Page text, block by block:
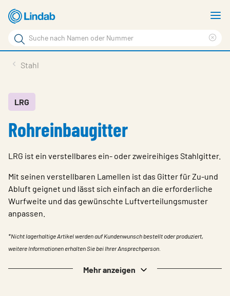
Zum
Hauptinhalt
Suchbegriff
Seite
durchsuchen
Im Fokus
Über Lindab
Einloggen
Sprache wählen
Switzerland - German
Stahl
LRG
Rohreinbaugitter
LRG ist ein verstellbares ein- oder zweireihiges Stahlgitter.
Mit seinen verstellbaren Lamellen ist das Gitter für Zu-und
Abluft geignet und lässt sich einfach an die erforderliche
Wurfweite und das gewünschte Luftverteilungsmuster
anpassen.
*Nicht lagerhaltige Artikel werden auf Kundenwunsch bestellt oder produziert,
weitere Informationen erhalten Sie bei Ihrer Ansprechperson.
Mehr anzeigen